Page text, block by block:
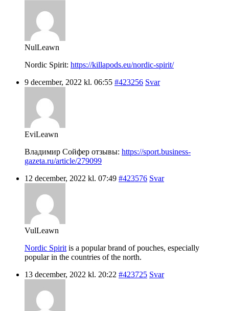
NulLeawn
Nordic Spirit: https://killapods.eu/nordic-spirit/
9 december, 2022 kl. 06:55 #423256 Svar
EviLeawn
Владимир Сойфер отзывы: https://sport.business-
gazeta.ru/article/279099
12 december, 2022 kl. 07:49 #423576 Svar
VulLeawn
Nordic Spirit is a popular brand of pouches, especially
popular in the countries of the north.
13 december, 2022 kl. 20:22 #423725 Svar